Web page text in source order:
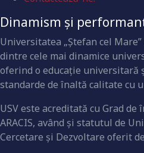
Dinamism și
Universitatea „Ştefan cel
dintre cele mai dinamice
oferind o educaţie universitară
standarde de înaltă calitate cu
USV este acreditată cu Grad
ARACIS, având şi statutul de
Cercetare şi Dezvoltare oferit de